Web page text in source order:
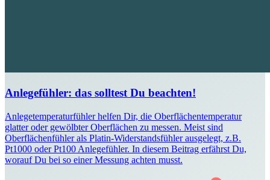
Anlegefühler: das solltest Du beachten!
Anlegetemperaturfühler helfen Dir, die Oberflächentemperatur
glatter oder gewölbter Oberflächen zu messen. Meist sind
Oberflächenfühler als Platin-Widerstandsfühler ausgelegt, z.B.
Pt1000 oder Pt100 Anlegefühler. In diesem Beitrag erfährst Du,
worauf Du bei so einer Messung achten musst.